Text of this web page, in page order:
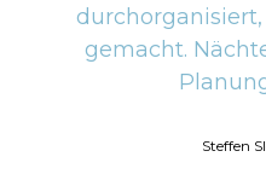
gemacht.
Steffen